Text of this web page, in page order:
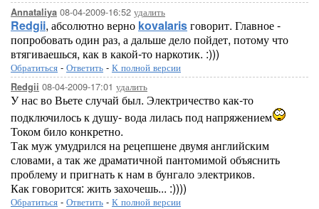
Annataliya 08-04-2009-16:52 удалить
Redgii, абсолютно верно kovalarisговорит. Главное -
попробовать один раз, а дальше дело пойдет, потому что
втягиваешься, как в какой-то наркотик. :)))
Обратиться - Ответить - К полной версии
Redgii 08-04-2009-17:01 удалить
У нас во Вьете случай был. Электричество как-то
подключилось к душу- вода лилась под напряжением
Током било конкретно.
Так муж умудрился на рецепшене двумя английским
словами, а так же драматичной пантомимой объяснить
проблему и пригнать к нам в бунгало электриков.
Как говорится: жить захочешь... :))))
Обратиться - Ответить - К полной версии